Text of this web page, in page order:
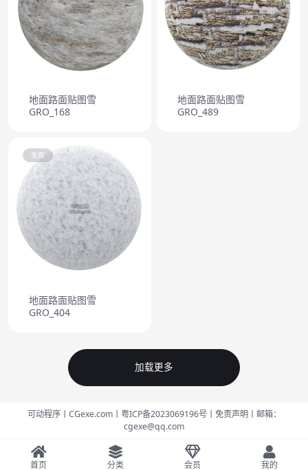
地面路面贴图雪
GRO_168
地面路面贴图雪
GRO_489
免费
地面路面贴图雪
GRO_404
加载更多
可动程序丨CGexe.com丨粤ICP备2023069196号丨免责声明丨邮箱：
cgexe@qq.com
首页 分类 会员 我的